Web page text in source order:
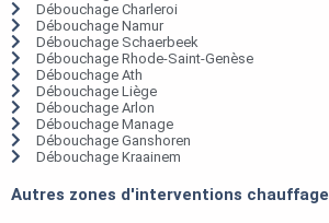
Débouchage Charleroi
Débouchage Namur
Débouchage Schaerbeek
Débouchage Rhode-Saint-Genèse
Débouchage Ath
Débouchage Liège
Débouchage Arlon
Débouchage Manage
Débouchage Ganshoren
Débouchage Kraainem
Autres zones d'interventions chauffage